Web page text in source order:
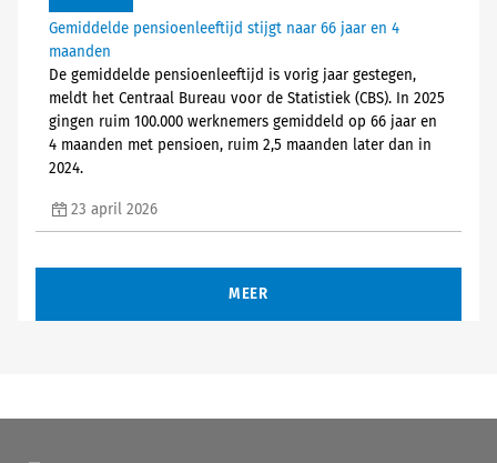
Gemiddelde pensioenleeftijd stijgt naar 66 jaar en 4
maanden
De gemiddelde pensioenleeftijd is vorig jaar gestegen,
meldt het Centraal Bureau voor de Statistiek (CBS). In 2025
gingen ruim 100.000 werknemers gemiddeld op 66 jaar en
4 maanden met pensioen, ruim 2,5 maanden later dan in
2024.
23 april 2026
MEER